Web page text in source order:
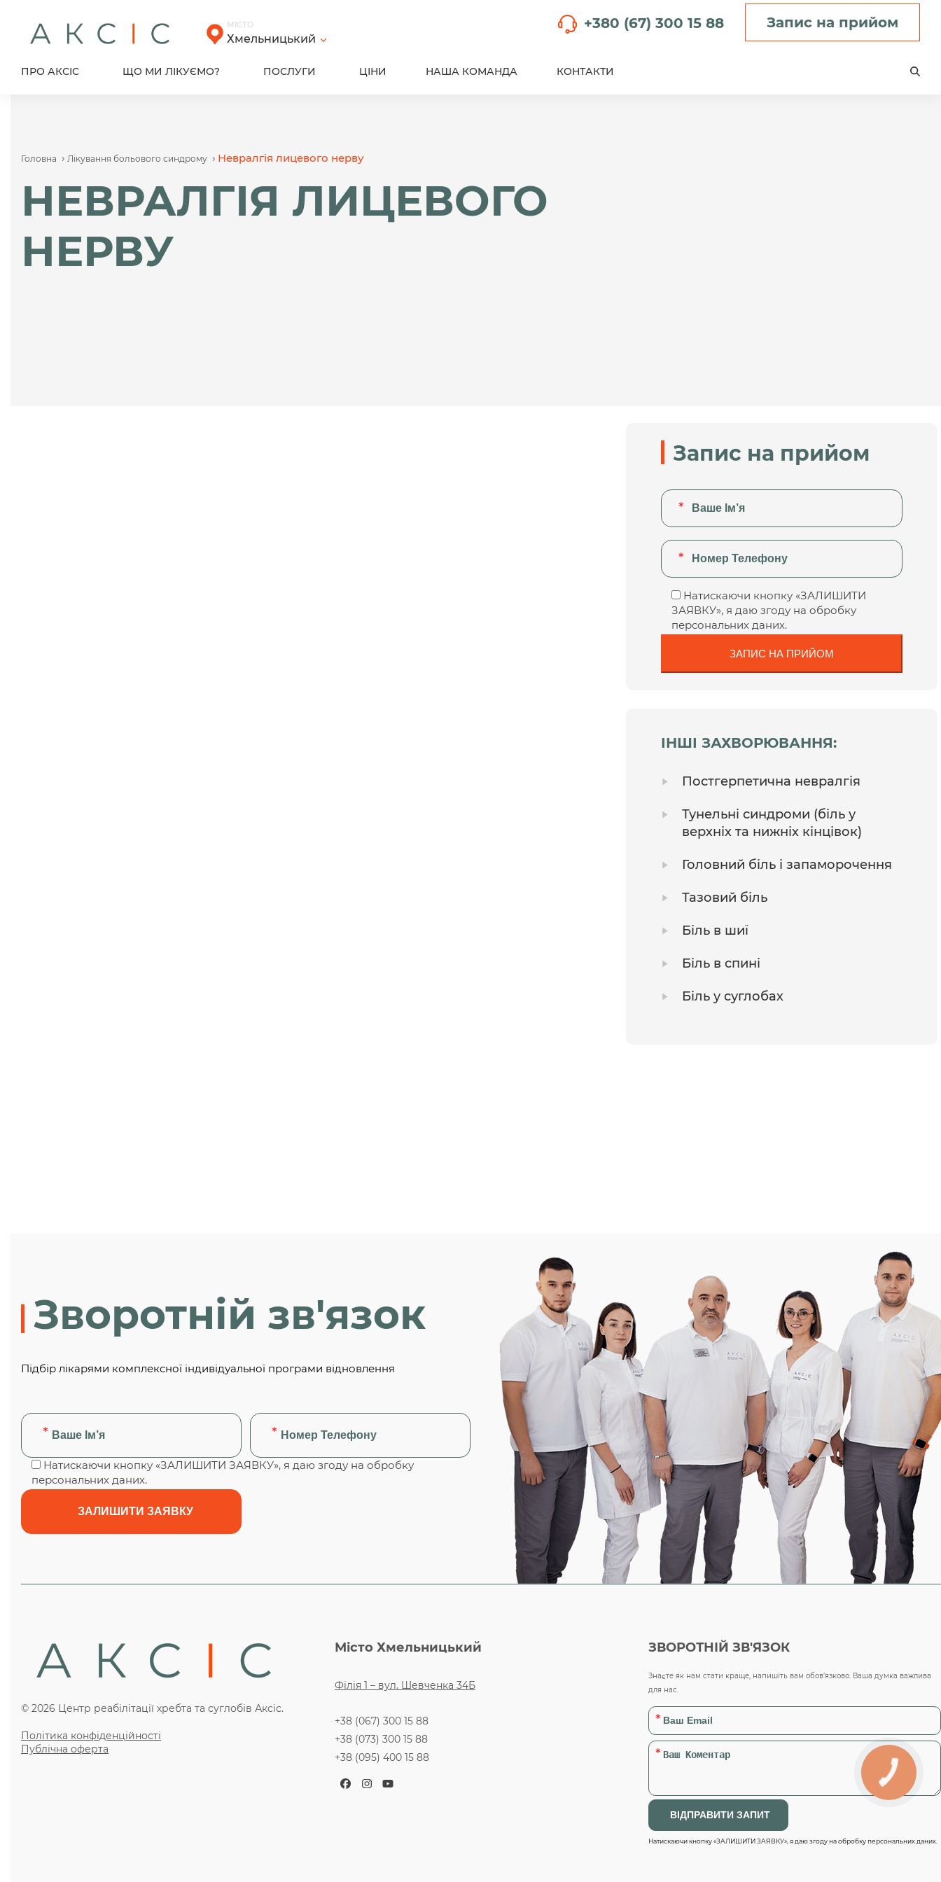
content
МІСТО
Хмельницький
+380 (67) 300 15 88 Запис на прийом
ПРО АКСІС ЩО МИ ЛІКУЄМО? ПОСЛУГИ ЦІНИ НАША КОМАНДА КОНТАКТИ
Головна › Лікування больового синдрому › Невралгія лицевого нерву
НЕВРАЛГІЯ ЛИЦЕВОГО
НЕРВУ
Запис на прийом
Натискаючи кнопку «ЗАЛИШИТИ
ЗАЯВКУ», я даю згоду на обробку
персональних даних.
ІНШІ ЗАХВОРЮВАННЯ:
Постгерпетична невралгія
Тунельні синдроми (біль у
верхніх та нижніх кінцівок)
Головний біль і запаморочення
Тазовий біль
Біль в шиї
Біль в спині
Біль у суглобах
Зворотній зв'язок
Підбір лікарями комплексної індивідуальної програми відновлення
Натискаючи кнопку «ЗАЛИШИТИ ЗАЯВКУ», я даю згоду на обробку
персональних даних.
© 2026 Центр реабілітації хребта та суглобів Аксіс.
Політика конфіденційності
Публічна оферта
Місто Хмельницький
Філія 1 – вул. Шевченка 34Б
+38 (067) 300 15 88
+38 (073) 300 15 88
+38 (095) 400 15 88
Facebook
Instagram
YouTube
ЗВОРОТНІЙ ЗВ'ЯЗОК
Знаєте як нам стати краще, напишіть вам обов’язково. Ваша думка важлива
для нас.
Натискаючи кнопку «ЗАЛИШИТИ ЗАЯВКУ», я даю згоду на обробку персональних даних.